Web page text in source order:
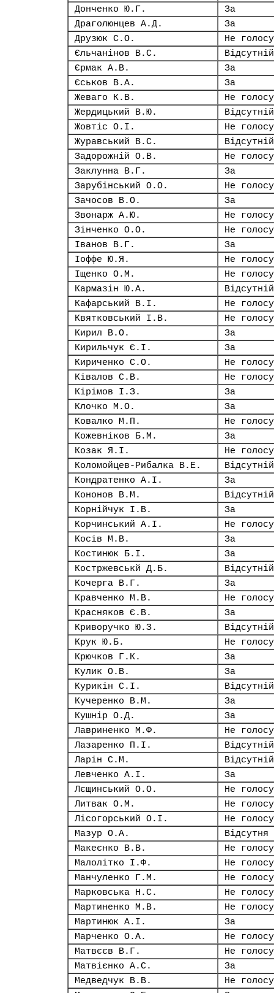
Донченко Ю.Г.
За
Драголюнцев А.Д.
За
Друзюк С.О.
Не
Єльчанінов В.С.
Відсутній
Єрмак А.В.
За
Єськов В.А.
За
Жеваго К.В.
Не
Жердицький В.Ю.
Відсутній
Жовтіс О.І.
Не
Журавський В.С.
Відсутній
Задорожній О.В.
Не
Заклунна В.Г.
За
Зарубінський О.О.
Не
Зачосов В.О.
За
Звонарж А.Ю.
Не
Зінченко О.О.
Не
Іванов В.Г.
За
Іоффе Ю.Я.
Не
Іщенко О.М.
Не
Кармазін Ю.А.
Відсутній
Кафарський В.І.
Не
Квятковський І.В.
Не
Кирил В.О.
За
Кирильчук Є.І.
За
Кириченко С.О.
Не
Ківалов С.В.
Не
Кірімов І.З.
За
Клочко М.О.
За
Ковалко М.П.
Не
Кожевніков Б.М.
За
Козак Я.І.
Не
Коломойцев-Рибалка В.Е.
Відсутній
Кондратенко А.І.
За
Кононов В.М.
Відсутній
Корнійчук І.В.
За
Корчинський А.І.
Не
Косів М.В.
За
Костинюк Б.І.
За
Костржевськй Д.Б.
Відсутній
Кочерга В.Г.
За
Кравченко М.В.
Не
Красняков Є.В.
За
Криворучко Ю.З.
Відсутній
Крук Ю.Б.
Не
Крючков Г.К.
За
Кулик О.В.
За
Курикін С.І.
Відсутній
Кучеренко В.М.
За
Кушнір О.Д.
За
Лавриненко М.Ф.
Не
Лазаренко П.І.
Відсутній
Ларін С.М.
Відсутній
Левченко А.І.
За
Лєщинський О.О.
Не
Литвак О.М.
Не
Лісогорський О.І.
Не
Мазур О.А.
Відсутня
Макеєнко В.В.
Не
Малолітко І.Ф.
Не
Манчуленко Г.М.
Не
Марковська Н.С.
Не
Мартиненко М.В.
Не
Мартинюк А.І.
За
Марченко О.А.
Не
Матвєєв В.Г.
Не
Матвієнко А.С.
За
Медведчук В.В.
Не